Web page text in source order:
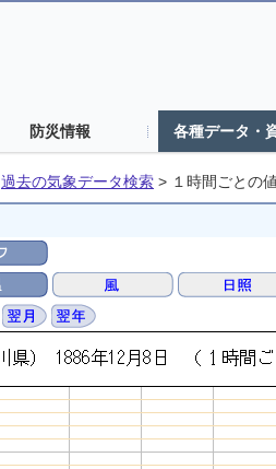
防災情報 各種データ・
過去の気象データ検索 > １時間ごとの